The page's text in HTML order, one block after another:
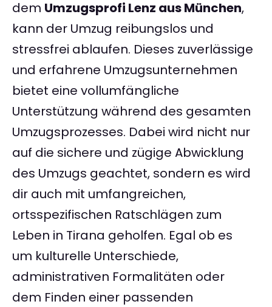
dem Umzugsprofi Lenz aus München,
kann der Umzug reibungslos und
stressfrei ablaufen. Dieses zuverlässige
und erfahrene Umzugsunternehmen
bietet eine vollumfängliche
Unterstützung während des gesamten
Umzugsprozesses. Dabei wird nicht nur
auf die sichere und zügige Abwicklung
des Umzugs geachtet, sondern es wird
dir auch mit umfangreichen,
ortsspezifischen Ratschlägen zum
Leben in Tirana geholfen. Egal ob es
um kulturelle Unterschiede,
administrativen Formalitäten oder
dem Finden einer passenden